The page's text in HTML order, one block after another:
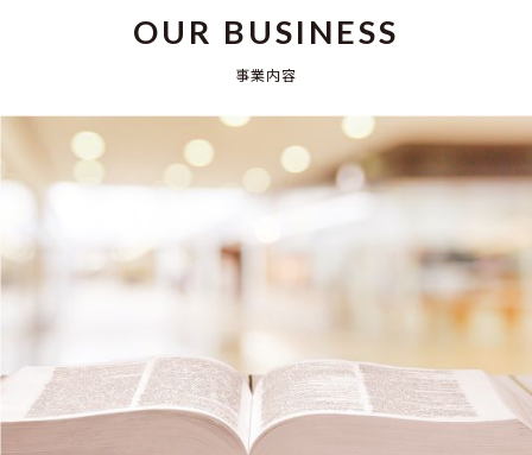
OUR BUSINESS
事業内容